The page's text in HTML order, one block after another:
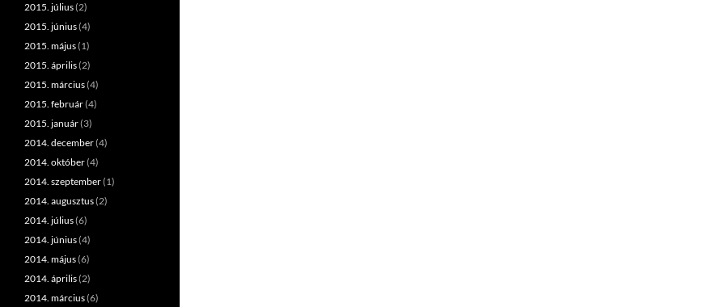
2015. július(2)
2015. június(4)
2015. május(1)
2015. április(2)
2015. március(4)
2015. február(4)
2015. január(3)
2014. december(4)
2014. október(4)
2014. szeptember(1)
2014. augusztus(2)
2014. július(6)
2014. június(4)
2014. május(6)
2014. április(2)
2014. március(6)